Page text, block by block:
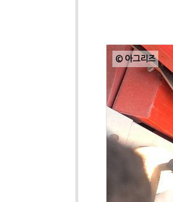
© 아그리즈